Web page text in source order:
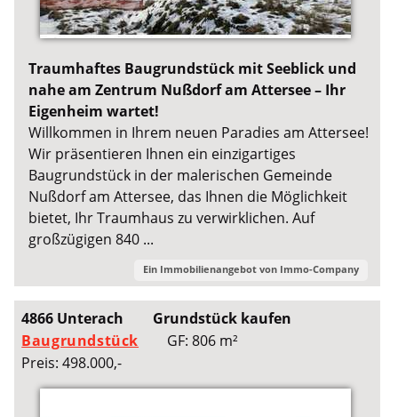
Traumhaftes Baugrundstück mit Seeblick und
nahe am Zentrum Nußdorf am Attersee – Ihr
Eigenheim wartet!
Willkommen in Ihrem neuen Paradies am Attersee!
Wir präsentieren Ihnen ein einzigartiges
Baugrundstück in der malerischen Gemeinde
Nußdorf am Attersee, das Ihnen die Möglichkeit
bietet, Ihr Traumhaus zu verwirklichen. Auf
großzügigen 840 ...
Ein Immobilienangebot von Immo-Company
4866 Unterach
Grundstück kaufen
Baugrundstück
GF: 806 m²
Preis: 498.000,-